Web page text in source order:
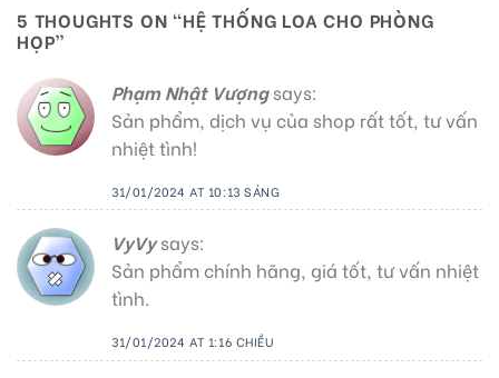
5 THOUGHTS ON “HỆ THỐNG LOA CHO PHÒNG
HỌP”
Phạm Nhật Vượng says:
Sản phẩm, dịch vụ của shop rất tốt, tư vấn
nhiệt tình!
31/01/2024 AT 10:13 SÁNG
VyVy says:
Sản phẩm chính hãng, giá tốt, tư vấn nhiệt
tình.
31/01/2024 AT 1:16 CHIỀU